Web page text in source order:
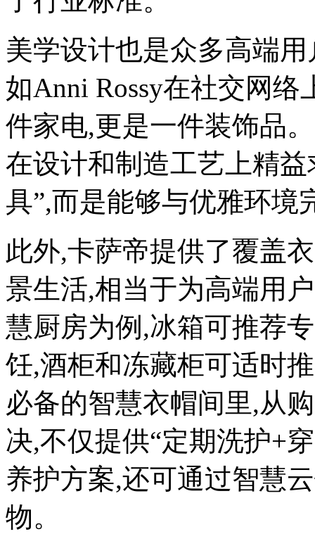
美学设计也是众多高端
如Anni Rossy在社交网
件家电,更是一件装饰品
在设计和制造工艺上精
具”,而是能够与优雅环境
此外,卡萨帝提供了覆盖
景生活,相当于为高端用
慧厨房为例,冰箱可推荐
饪,酒柜和冻藏柜可适时
必备的智慧衣帽间里,从
决,不仅提供“定期洗护+
养护方案,还可通过智慧
物。